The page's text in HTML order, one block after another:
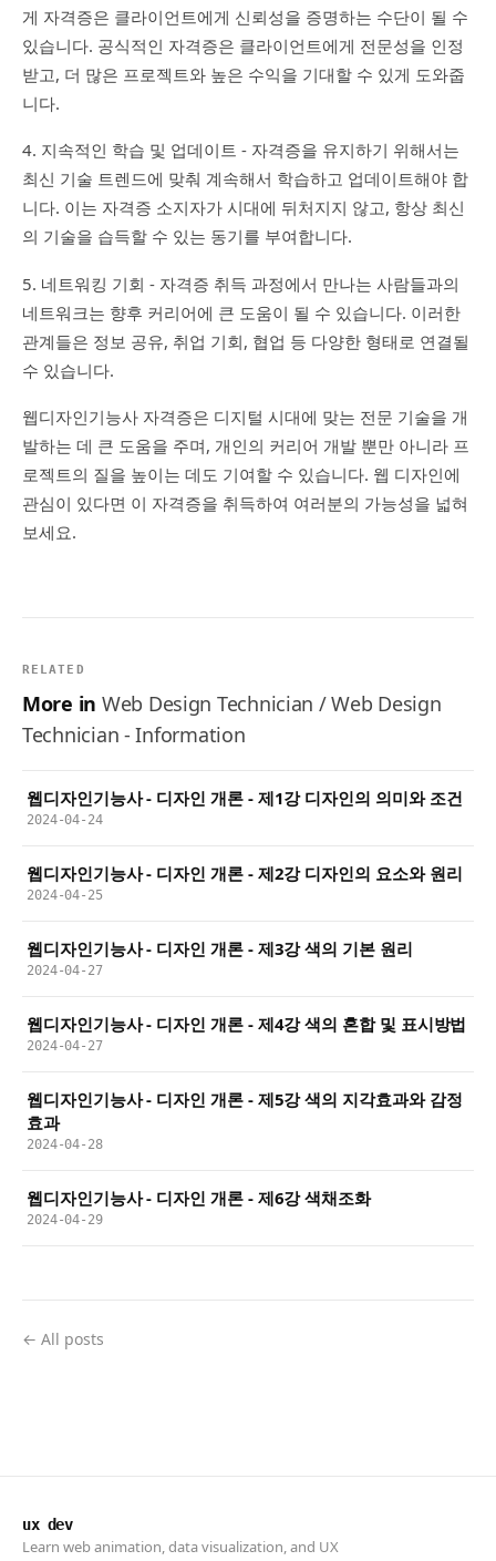
게 자격증은 클라이언트에게 신뢰성을 증명하는 수단이 될 수
있습니다. 공식적인 자격증은 클라이언트에게 전문성을 인정
받고, 더 많은 프로젝트와 높은 수익을 기대할 수 있게 도와줍
니다.
4. 지속적인 학습 및 업데이트 - 자격증을 유지하기 위해서는
최신 기술 트렌드에 맞춰 계속해서 학습하고 업데이트해야 합
니다. 이는 자격증 소지자가 시대에 뒤처지지 않고, 항상 최신
의 기술을 습득할 수 있는 동기를 부여합니다.
5. 네트워킹 기회 - 자격증 취득 과정에서 만나는 사람들과의
네트워크는 향후 커리어에 큰 도움이 될 수 있습니다. 이러한
관계들은 정보 공유, 취업 기회, 협업 등 다양한 형태로 연결될
수 있습니다.
웹디자인기능사 자격증은 디지털 시대에 맞는 전문 기술을 개
발하는 데 큰 도움을 주며, 개인의 커리어 개발 뿐만 아니라 프
로젝트의 질을 높이는 데도 기여할 수 있습니다. 웹 디자인에
관심이 있다면 이 자격증을 취득하여 여러분의 가능성을 넓혀
보세요.
RELATED
More in Web Design Technician / Web Design
Technician - Information
웹디자인기능사 - 디자인 개론 - 제1강 디자인의 의미와 조건
2024-04-24
웹디자인기능사 - 디자인 개론 - 제2강 디자인의 요소와 원리
2024-04-25
웹디자인기능사 - 디자인 개론 - 제3강 색의 기본 원리
2024-04-27
웹디자인기능사 - 디자인 개론 - 제4강 색의 혼합 및 표시방법
2024-04-27
웹디자인기능사 - 디자인 개론 - 제5강 색의 지각효과와 감정
효과
2024-04-28
웹디자인기능사 - 디자인 개론 - 제6강 색채조화
2024-04-29
← All posts
ux dev
Learn web animation, data visualization, and UX